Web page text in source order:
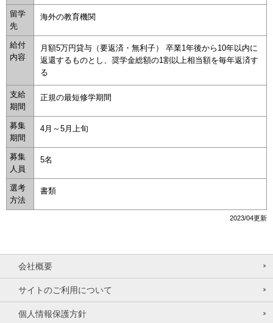
留学
先
海外の教育機関
給付
内容
月額5万円貸与（要返済・無利子） 卒業1年後から10年以内に
返還するものとし、奨学金総額の1割以上相当額を毎年返済す
る
支給
期間
正規の最短修学期間
募集
期間
4月～5月上旬
募集
人員
5名
選考
方法
書類
2023/04更新
会社概要
サイトのご利用について
個人情報保護方針